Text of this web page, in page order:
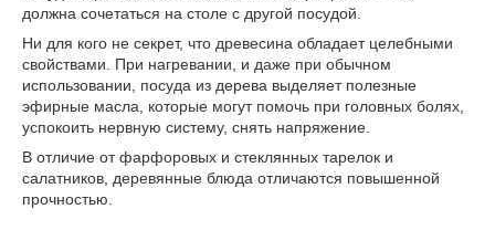
должна сочетаться на столе с другой посудой.
Ни для кого не секрет, что древесина обладает целебными
свойствами. При нагревании, и даже при обычном
использовании, посуда из дерева выделяет полезные
эфирные масла, которые могут помочь при головных болях,
успокоить нервную систему, снять напряжение.
В отличие от фарфоровых и стеклянных тарелок и
салатников, деревянные блюда отличаются повышенной
прочностью.